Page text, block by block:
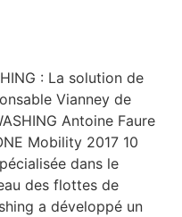
: La solution de
Vianney de
Antoine Faure
Mobility 2017 10
dans le
des flottes de
a développé un